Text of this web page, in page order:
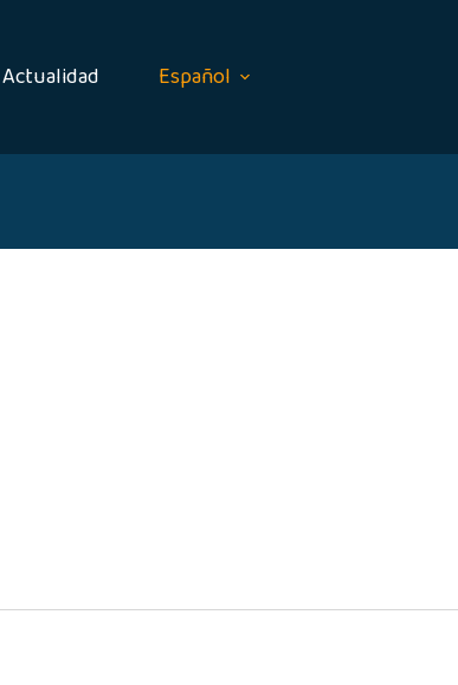
Actualidad Español